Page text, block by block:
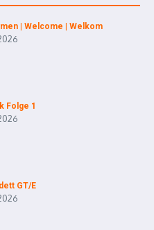
| Welcome | Welkom
Folge 1
GT/E